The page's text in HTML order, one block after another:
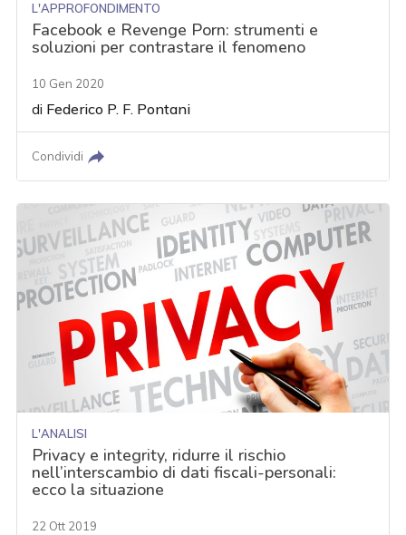
L'APPROFONDIMENTO
Facebook e Revenge Porn: strumenti e
soluzioni per contrastare il fenomeno
10 Gen 2020
di Federico P. F. Pontani
Condividi
L'ANALISI
Privacy e integrity, ridurre il rischio
nell’interscambio di dati fiscali-personali:
ecco la situazione
22 Ott 2019